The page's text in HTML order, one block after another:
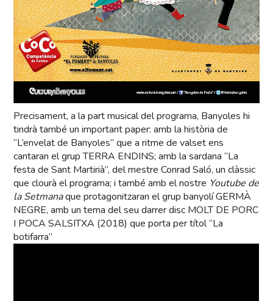
Precisament, a la part musical del programa, Banyoles hi
tindrà també un important paper: amb la història de
“L’envelat de Banyoles” que a ritme de valset ens
cantaran el grup TERRA ENDINS; amb la sardana “La
festa de Sant Martirià”, del mestre Conrad Saló, un clàssic
que clourà el programa; i també amb el nostre Youtube de
la Setmanaque protagonitzaran el grup banyolí GERMÀ
NEGRE, amb un tema del seu darrer disc MOLT DE PORC
I POCA SALSITXA (2018) que porta per títol “La
botifarra”